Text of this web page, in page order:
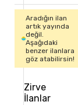
Aradığın ilan
artık yayında
değil.
Aşağıdaki
benzer ilanlara
göz atabilirsin!
Zirve
İlanlar